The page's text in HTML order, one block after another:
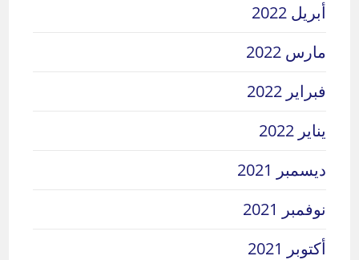
أبريل 2022
مارس 2022
فبراير 2022
يناير 2022
ديسمبر 2021
نوفمبر 2021
أكتوبر 2021